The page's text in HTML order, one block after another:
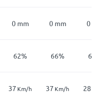
0 mm 0 mm 0
62% 66%
37 Km/h 37 Km/h 28